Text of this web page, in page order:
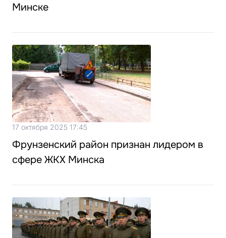
Минске
17 октября 2025 17:45
Фрунзенский район признан лидером в
сфере ЖКХ Минска